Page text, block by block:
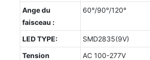
Ange du
faisceau :
60°/90°/120°
LED TYPE:
SMD2835(9V)
Tension
AC 100-277V